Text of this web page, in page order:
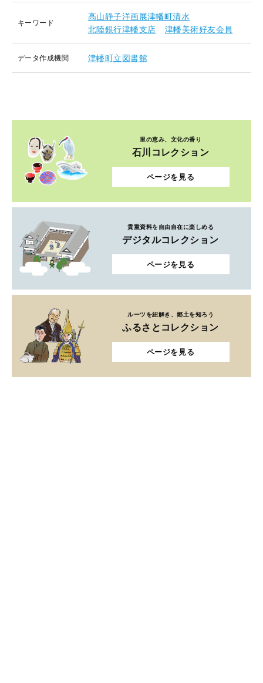
キーワード
高山静子洋画展津幡町清水
北陸銀行津幡支店
津幡美術好友会員
データ作成機関 津幡町立図書館
里の恵み、文化の香り
石川コレクション
ページを見る
貴重資料を自由自在に楽しめる
デジタルコレクション
ページを見る
ルーツを紐解き、郷土を知ろう
ふるさとコレクション
ページを見る